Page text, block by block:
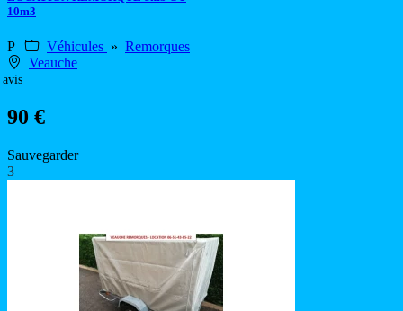
10m3
P Véhicules » Remorques
Veauche
avis
90 €
Sauvegarder
3